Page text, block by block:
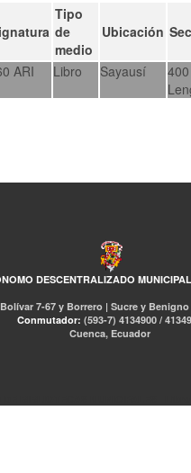
Tipo
de
medio
Ubicación
ARI Libro Sayausí
400
DESCENTRALIZADO
Bolívar 7-67 y Borrero | Sucre y Benigno
Conmutador: (593-7) 4134900 /
Cuenca, Ecuador